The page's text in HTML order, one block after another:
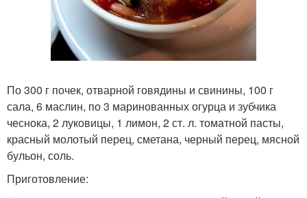
По 300 г почек, отварной говядины и свинины, 100 г
сала, 6 маслин, по 3 маринованных огурца и зубчика
чеснока, 2 луковицы, 1 лимон, 2 ст. л. томатной пасты,
красный молотый перец, сметана, черный перец, мясной
бульон, соль.
Приготовление: